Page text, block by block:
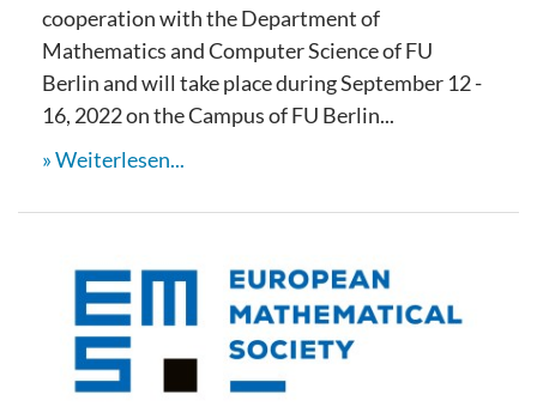
cooperation with the Department of
Mathematics and Computer Science of FU
Berlin and will take place during September 12 -
16, 2022 on the Campus of FU Berlin...
Weiterlesen...